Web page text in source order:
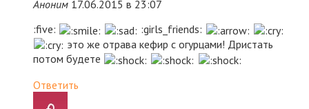
Аноним 17.06.2015 в 23:07
:five:
:girls_friends:
это же отрава кефир с огурцами! Дристать
потом будете
Ответить